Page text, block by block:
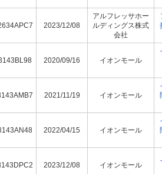
2023/12/08
アルフレッサホー
ルディングス株式
会社
2020/09/16 イオンモール
2021/11/19 イオンモール
2022/04/15 イオンモール
2023/12/08 イオンモール